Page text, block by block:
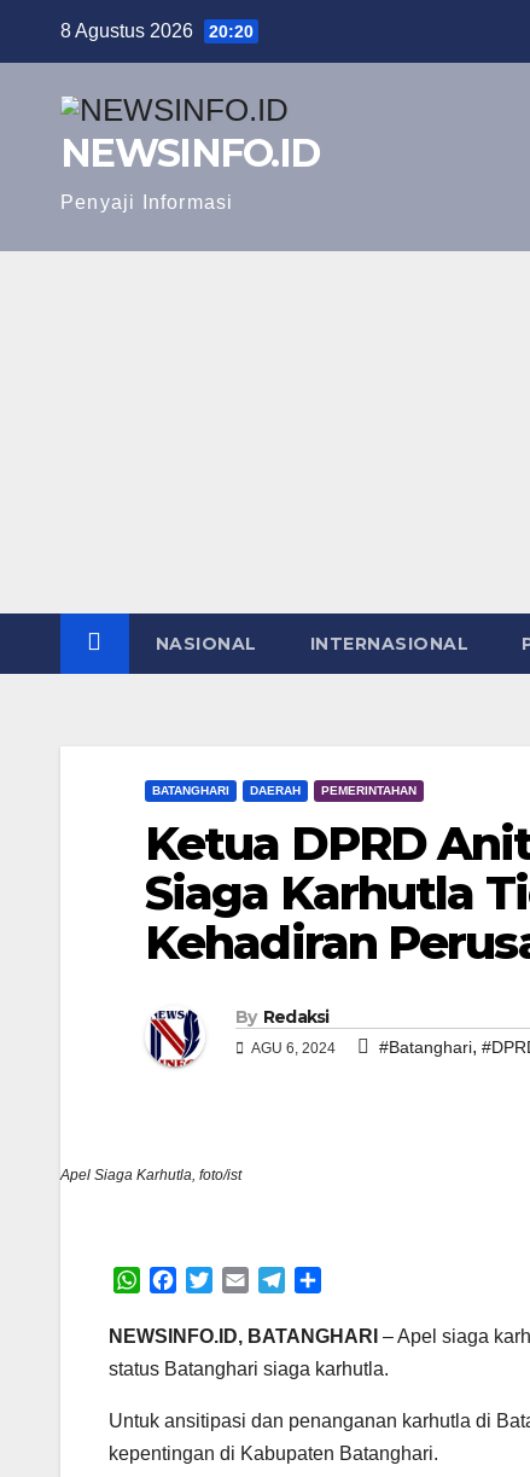
8 Agustus 2026 20:20
NEWSINFO.ID
Penyaji Informasi
NASIONAL INTERNASIONAL
BATANGHARI DAERAH PEMERINTAHAN
Ketua DPRD
Siaga Karhutla
Kehadiran
By Redaksi
AGU 6, 2024 #Batanghari,
Apel Siaga Karhutla, foto/ist
W
a
A
p
c
o
k
i
e
a
l
g
r
m
a
NEWSINFO.ID, BATANGHARI – Apel siaga
status Batanghari siaga karhutla.
Untuk ansitipasi dan penanganan karhutla di
kepentingan di Kabupaten Batanghari.